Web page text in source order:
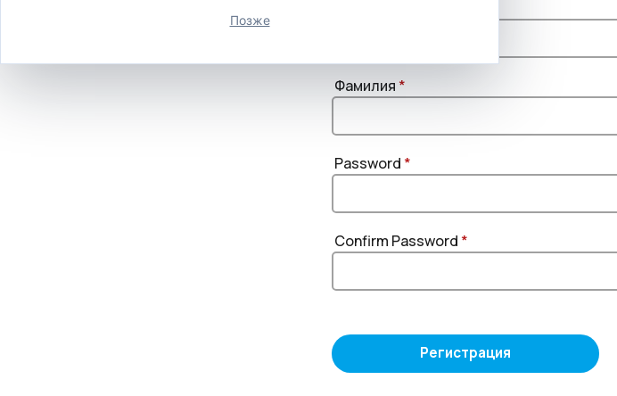
Позже
Фамилия*
Password *
Confirm Password *